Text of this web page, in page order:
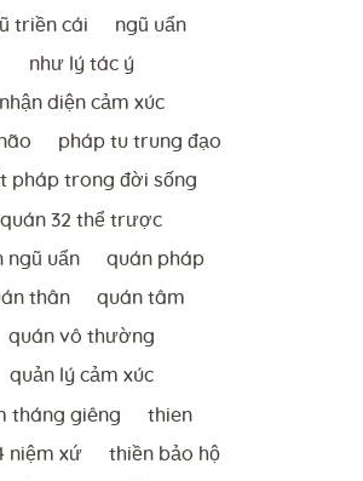
triền cái ngũ uẩn
như lý tác ý
nhận diện cảm xúc
pháp tu trung đạo
pháp trong đời sống
quán 32 thể trược
ngũ uẩn quán pháp
thân quán tâm
quán vô thường
quản lý cảm xúc
tháng giêng thien
niệm xứ thiền bảo hộ